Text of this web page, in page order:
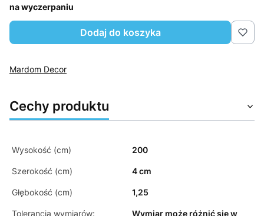
na wyczerpaniu
Dodaj do koszyka
Mardom Decor
Cechy produktu
Wysokość (cm) 200
Szerokość (cm) 4 cm
Głębokość (cm) 1,25
Tolerancja wymiarów: Wymiar może różnić się w